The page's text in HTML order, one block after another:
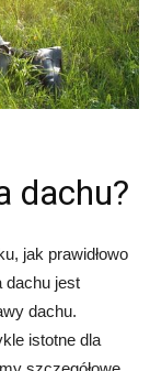
dachu?
jak prawidłowo
dachu jest
dachu.
istotne dla